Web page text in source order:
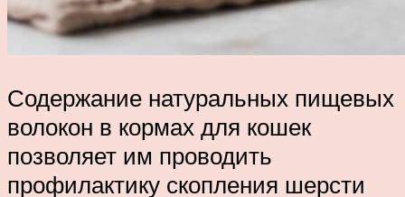
Содержание натуральных пищевых
волокон в кормах для кошек
позволяет им проводить
профилактику скопления шерсти